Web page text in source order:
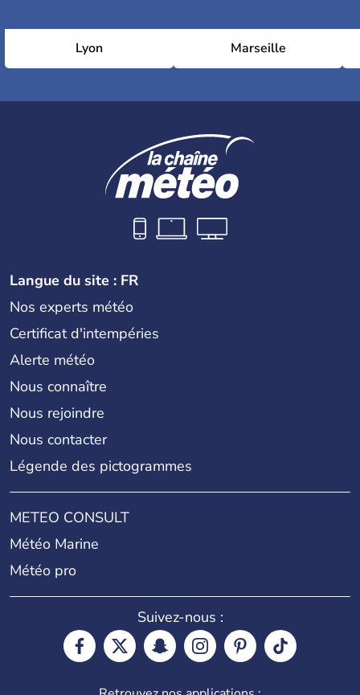
Lyon Marseille
Langue du site : FR
Nos experts météo
Certificat d'intempéries
Alerte météo
Nous connaître
Nous rejoindre
Nous contacter
Légende des pictogrammes
METEO CONSULT
Météo Marine
Météo pro
Suivez-nous :